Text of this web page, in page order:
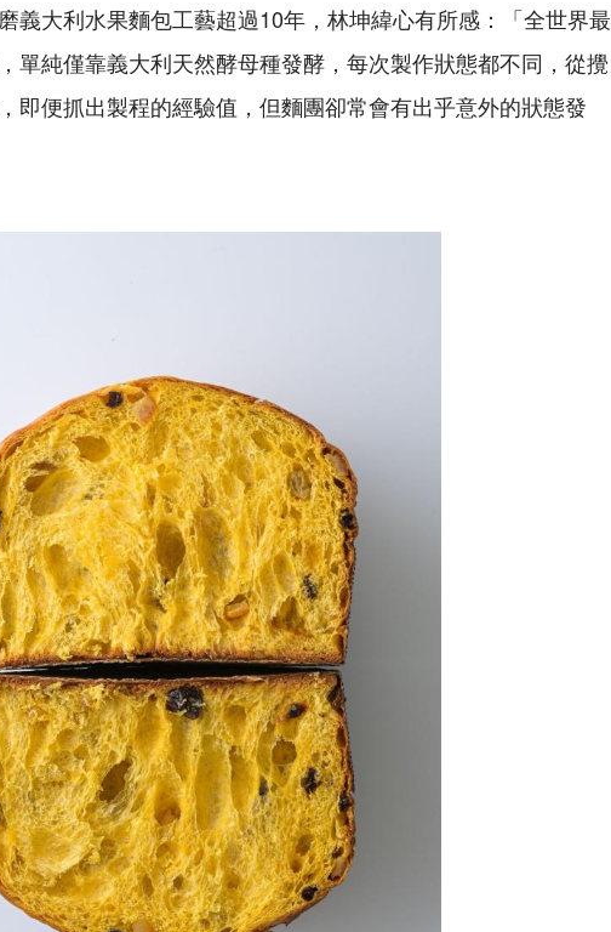
義大利水果麵包工藝超過10年，林坤緯心有所感：「全世界最
單純僅靠義大利天然酵母種發酵，每次製作狀態都不同，從攪
即便抓出製程的經驗值，但麵團卻常會有出乎意外的狀態發